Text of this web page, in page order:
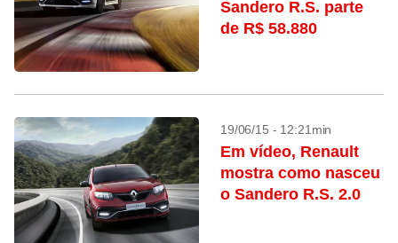
Sandero R.S. parte
de R$ 58.880
19/06/15 - 12:21min
Em vídeo, Renault
mostra como nasceu
o Sandero R.S. 2.0